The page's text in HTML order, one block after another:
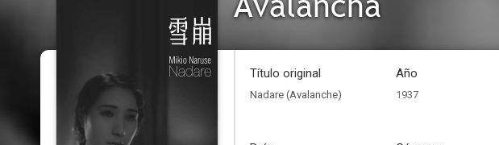
Título original
Nadare (Avalanche)
Año
1937